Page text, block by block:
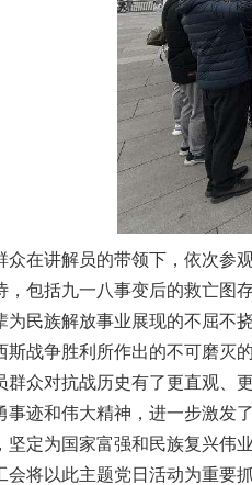
在讲解员的带领下，依次参
，包括九一八事变后的救亡
民族解放事业展现的不屈不
争胜利所作出的不可磨灭的
群众对抗战历史有了更直观、
迹和伟大精神，进一步激发了
，坚定为国家富强和民族复兴伟业
会将以此主题党日活动为重要